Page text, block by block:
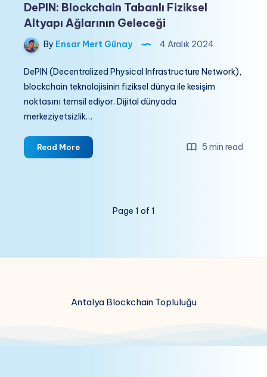
DePIN: Blockchain Tabanlı Fiziksel
Altyapı Ağlarının Geleceği
By Ensar Mert Günay 4 Aralık 2024
DePIN (Decentralized Physical Infrastructure Network),
blockchain teknolojisinin fiziksel dünya ile kesişim
noktasını temsil ediyor. Dijital dünyada
merkeziyetsizlik…
Read MoreDePIN:
Blockchain
Ağlarının
5 min read
Page 1 of 1
Antalya Blockchain Topluluğu